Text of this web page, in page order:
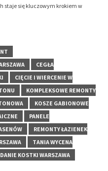
staje się kluczowym krokiem w
CEGŁA
CIĘCIE I WIERCENIE W
KOMPLEKSOWE REMONTY
KOSZE GABIONOWE
PANELE
REMONTY ŁAZIENEK
TANIA WYCENA
KOSTKI WARSZAWA